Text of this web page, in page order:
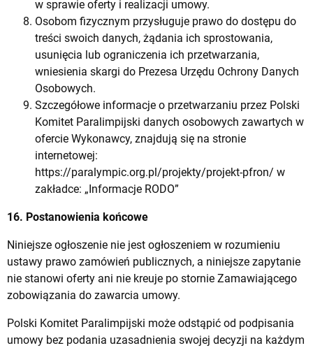
w sprawie oferty i realizacji umowy.
Osobom fizycznym przysługuje prawo do dostępu do
treści swoich danych, żądania ich sprostowania,
usunięcia lub ograniczenia ich przetwarzania,
wniesienia skargi do Prezesa Urzędu Ochrony Danych
Osobowych.
Szczegółowe informacje o przetwarzaniu przez Polski
Komitet Paralimpijski danych osobowych zawartych w
ofercie Wykonawcy, znajdują się na stronie
internetowej:
https://paralympic.org.pl/projekty/projekt-pfron/ w
zakładce: „Informacje RODO”
16. Postanowienia końcowe
Niniejsze ogłoszenie nie jest ogłoszeniem w rozumieniu
ustawy prawo zamówień publicznych, a niniejsze zapytanie
nie stanowi oferty ani nie kreuje po stornie Zamawiającego
zobowiązania do zawarcia umowy.
Polski Komitet Paralimpijski może odstąpić od podpisania
umowy bez podania uzasadnienia swojej decyzji na każdym